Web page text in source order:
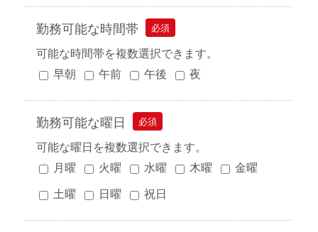
勤務可能な時間帯 必須
可能な時間帯を複数選択できます。
早朝
午前 午後 夜
勤務可能な曜日 必須
可能な曜日を複数選択できます。
月曜
火曜 水曜 木曜 金曜
土曜 日曜 祝日